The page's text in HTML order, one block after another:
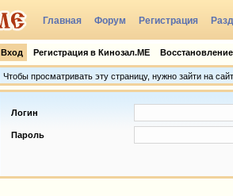
Главная Форум Регистрация
Вход Регистрация в Кинозал.МЕ
Чтобы просматривать эту страницу, нужно зайти на сайт
Логин
Пароль